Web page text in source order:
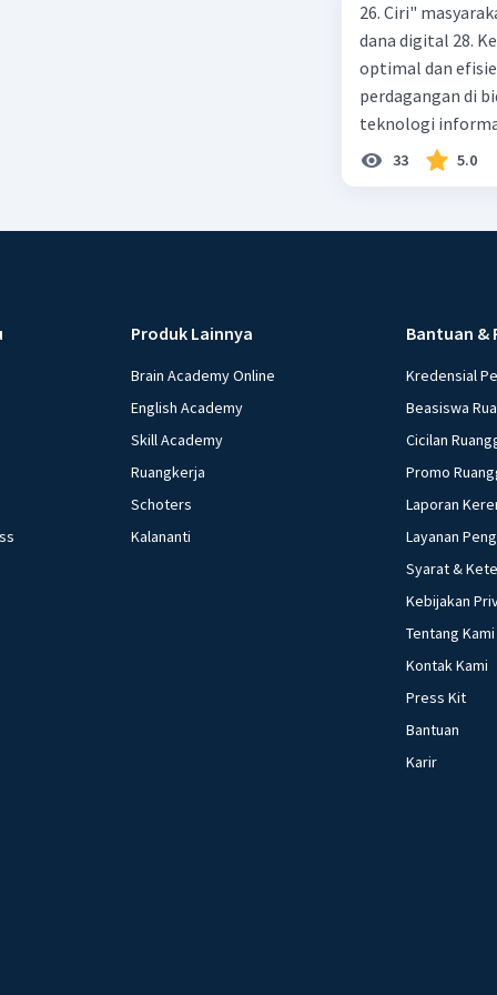
26. Ciri"
dana digital 28.
optimal dan
perdagangan di
teknologi
menggunakan
pembayaran
lembaga OJK 34.
38. Cara
39. Maksud
Penyebab
Seringkali
di masyarakat,
contoh perilaku
tradisi di kearifan lokal Nusantara 44.
kondisi
kehidupan sosial
perubahan sosial
fungsi asli uang
33 5.0
Produk Lainnya
Brain Academy Online
English Academy
Skill Academy
Ruangkerja
Schoters
Kalananti
Bantuan &
Kredensial
Beasiswa
Cicilan
Promo
Laporan
Layanan
Syarat &
Kebijakan
Tentang Kami
Kontak Kami
Press Kit
Bantuan
Karir